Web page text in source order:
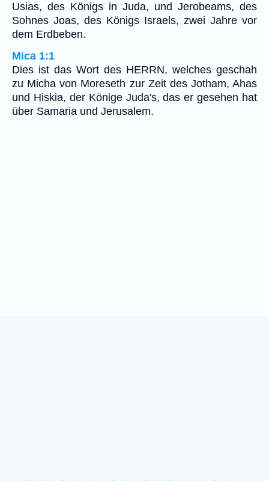
Usias, des Königs in Juda, und Jerobeams, des
Sohnes Joas, des Königs Israels, zwei Jahre vor
dem Erdbeben.
Mica 1:1
Dies ist das Wort des HERRN, welches geschah
zu Micha von Moreseth zur Zeit des Jotham, Ahas
und Hiskia, der Könige Juda's, das er gesehen hat
über Samaria und Jerusalem.